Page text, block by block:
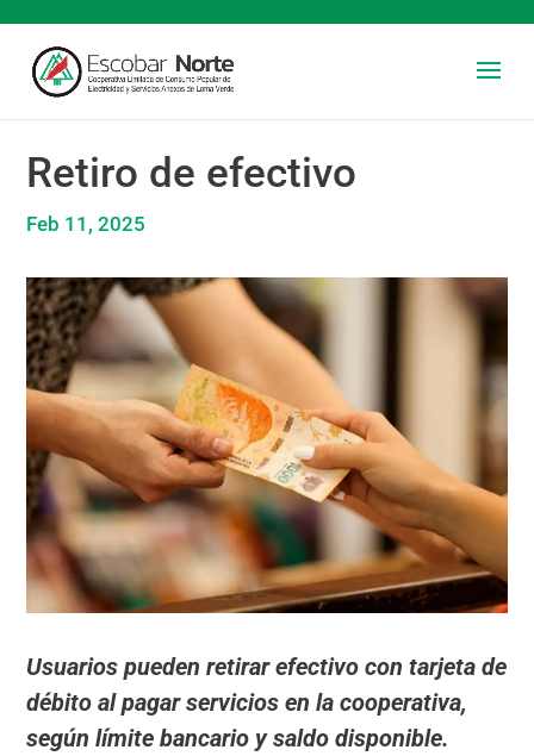
Retiro de efectivo
Feb 11, 2025
Usuarios pueden retirar efectivo con tarjeta de
débito al pagar servicios en la cooperativa,
según límite bancario y saldo disponible.